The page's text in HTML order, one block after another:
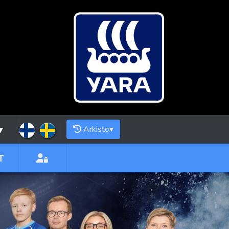
Arkisto▾